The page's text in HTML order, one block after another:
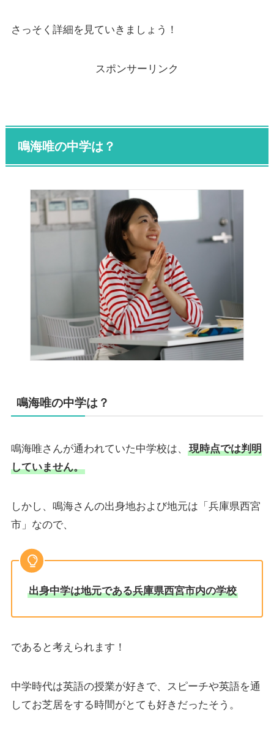
さっそく詳細を見ていきましょう！
スポンサーリンク
鳴海唯の中学は？
鳴海唯の中学は？
鳴海唯さんが通われていた中学校は、
現時点では判明
していません。
しかし、鳴海さんの出身地および地元は「兵庫県西宮
市」なので、
出身中学は地元である兵庫県西宮市内の学校
であると考えられます！
中学時代は英語の授業が好きで、スピーチや英語を通
してお芝居をする時間がとても好きだったそう。